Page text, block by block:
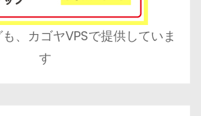
、カゴヤVPSで提供していま
す